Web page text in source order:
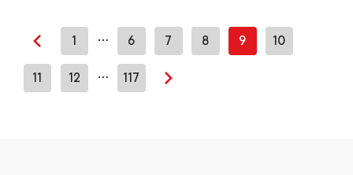
Edellinen sivu
1 … 6 7 8 9 10
11 12 … 117
Seuraava sivu